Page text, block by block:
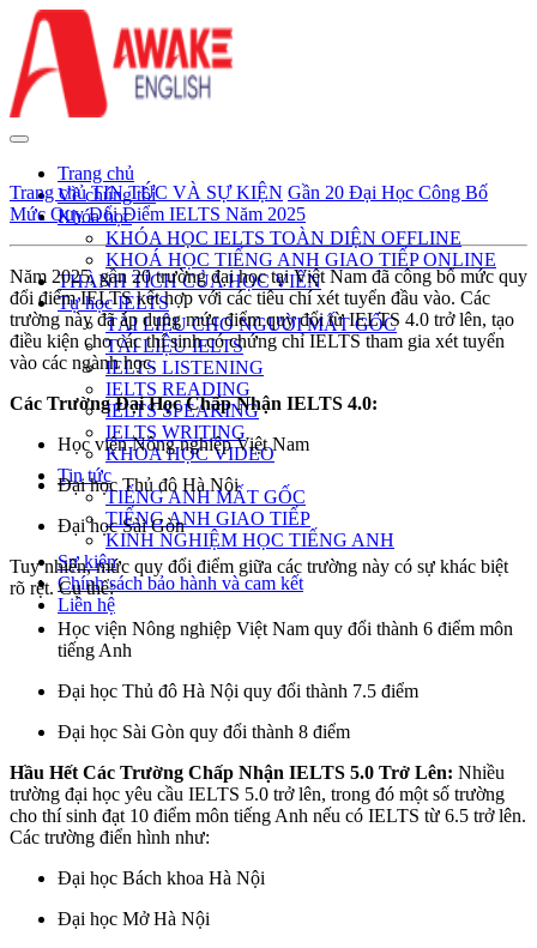
Trang chủ
Về chúng tôi
Khóa học
KHÓA HỌC IELTS TOÀN DIỆN OFFLINE
KHOÁ HỌC TIẾNG ANH GIAO TIẾP ONLINE
THÀNH TÍCH CỦA HỌC VIÊN
Tự học IELTS
TÀI LIỆU CHO NGƯỜI MẤT GỐC
TÀI LIỆU IELTS
IELTS LISTENING
IELTS READING
IELTS SPEAKING
IELTS WRITING
KHÓA HỌC VIDEO
Tin tức
TIẾNG ANH MẤT GỐC
TIẾNG ANH GIAO TIẾP
KINH NGHIỆM HỌC TIẾNG ANH
Sự kiện
Chính sách bảo hành và cam kết
Liên hệ
Trang chủ TIN TỨC VÀ SỰ KIỆN Gần 20 Đại Học Công Bố
Mức Quy Đổi Điểm IELTS Năm 2025
Năm 2025, gần 20 trường đại học tại Việt Nam đã công bố mức quy
đổi điểm IELTS kết hợp với các tiêu chí xét tuyển đầu vào. Các
trường này đã áp dụng mức điểm quy đổi từ IELTS 4.0 trở lên, tạo
điều kiện cho các thí sinh có chứng chỉ IELTS tham gia xét tuyển
vào các ngành học.
Các Trường Đại Học Chấp Nhận IELTS 4.0:
Học viện Nông nghiệp Việt Nam
Đại học Thủ đô Hà Nội
Đại học Sài Gòn
Tuy nhiên, mức quy đổi điểm giữa các trường này có sự khác biệt
rõ rệt. Cụ thể:
Học viện Nông nghiệp Việt Nam quy đổi thành 6 điểm môn
tiếng Anh
Đại học Thủ đô Hà Nội quy đổi thành 7.5 điểm
Đại học Sài Gòn quy đổi thành 8 điểm
Hầu Hết Các Trường Chấp Nhận IELTS 5.0 Trở Lên: Nhiều
trường đại học yêu cầu IELTS 5.0 trở lên, trong đó một số trường
cho thí sinh đạt 10 điểm môn tiếng Anh nếu có IELTS từ 6.5 trở lên.
Các trường điển hình như:
Đại học Bách khoa Hà Nội
Đại học Mở Hà Nội